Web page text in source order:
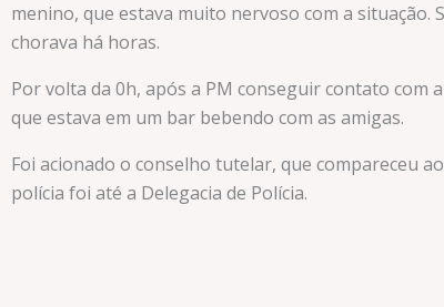
menino, que estava muito nervoso com a situação.
chorava há horas.
Por volta da 0h, após a PM conseguir contato com
que estava em um bar bebendo com as amigas.
Foi acionado o conselho tutelar, que compareceu
polícia foi até a Delegacia de Polícia.